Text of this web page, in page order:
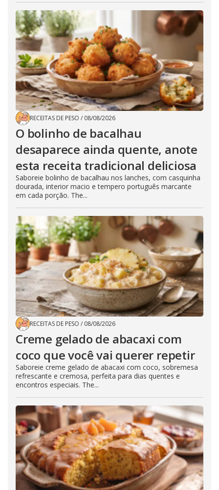
RECEITAS DE PESO / 08/08/2026
O bolinho de bacalhau
desaparece ainda quente, anote
esta receita tradicional deliciosa
Saboreie bolinho de bacalhau nos lanches, com casquinha
dourada, interior macio e tempero português marcante
em cada porção. The...
RECEITAS DE PESO / 08/08/2026
Creme gelado de abacaxi com
coco que você vai querer repetir
Saboreie creme gelado de abacaxi com coco, sobremesa
refrescante e cremosa, perfeita para dias quentes e
encontros especiais. The...